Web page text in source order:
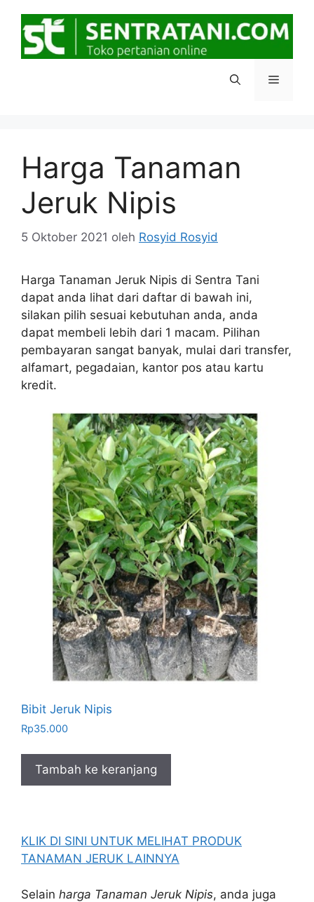
Menu
Harga Tanaman
Jeruk Nipis
5 Oktober 2021 oleh Rosyid Rosyid
Harga Tanaman Jeruk Nipis di Sentra Tani
dapat anda lihat dari daftar di bawah ini,
silakan pilih sesuai kebutuhan anda, anda
dapat membeli lebih dari 1 macam. Pilihan
pembayaran sangat banyak, mulai dari transfer,
alfamart, pegadaian, kantor pos atau kartu
kredit.
Bibit Jeruk Nipis
Rp35.000
Tambah ke keranjang
KLIK DI SINI UNTUK MELIHAT PRODUK
TANAMAN JERUK LAINNYA
Selain harga Tanaman Jeruk Nipis, anda juga